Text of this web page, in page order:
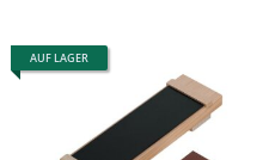
AUF LAGER